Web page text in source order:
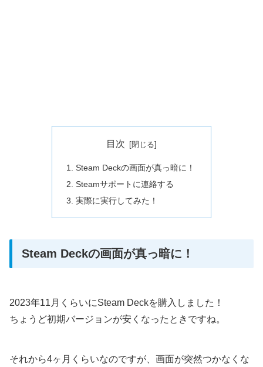
目次
Steam Deckの画面が真っ暗に！
Steamサポートに連絡する
実際に実行してみた！
Steam Deckの画面が真っ暗に！
2023年11月くらいにSteam Deckを購入しました！
ちょうど初期バージョンが安くなったときですね。
それから4ヶ月くらいなのですが、画面が突然つかなくな